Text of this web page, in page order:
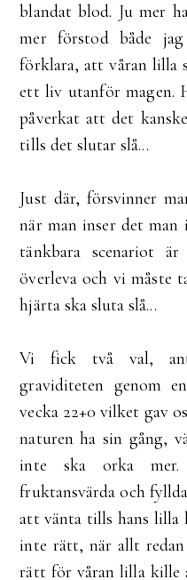
blandat blod. Ju mer
mer förstod både
förklara, att våran lilla
ett liv utanför magen.
påverkat att det
tills det slutar slå...
Just där, försvinner
när man inser det
tänkbara scenariot
överleva och vi måste
hjärta ska sluta slå...
Vi fick två val,
graviditeten genom
vecka 22+0 vilket gav
naturen ha sin gång,
inte ska orka
fruktansvärda och
att vänta tills hans lilla
inte rätt, när allt
rätt för våran lilla kille